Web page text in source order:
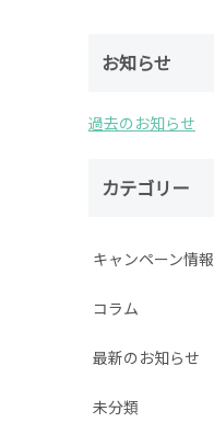
お知らせ
過去のお知らせ
カテゴリー
キャンペーン情報
コラム
最新のお知らせ
未分類